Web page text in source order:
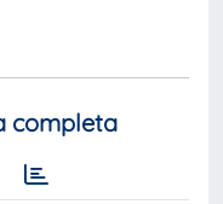
completa